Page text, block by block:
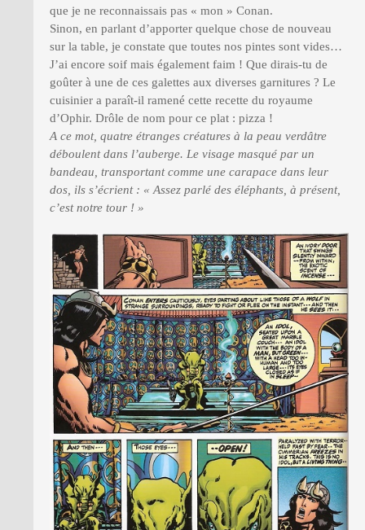
que je ne reconnaissais pas « mon » Conan.
Sinon, en parlant d’apporter quelque chose de nouveau
sur la table, je constate que toutes nos pintes sont vides…
J’ai encore soif mais également faim ! Que dirais-tu de
goûter à une de ces galettes aux diverses garnitures ? Le
cuisinier a paraît-il ramené cette recette du royaume
d’Ophir. Drôle de nom pour ce plat : pizza !
A ce mot, quatre étranges créatures à la peau verdâtre
déboulent dans l’auberge. Le visage masqué par un
bandeau, transportant comme une carapace dans leur
dos, ils s’écrient : « Assez parlé des éléphants, à présent,
c’est notre tour ! »